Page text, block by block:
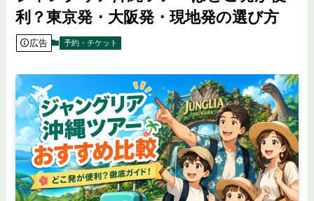
利？東京発・大阪発・現地発の選び方
広告 予約・チケット